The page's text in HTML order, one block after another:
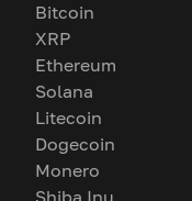
Bitcoin
XRP
Ethereum
Solana
Litecoin
Dogecoin
Monero